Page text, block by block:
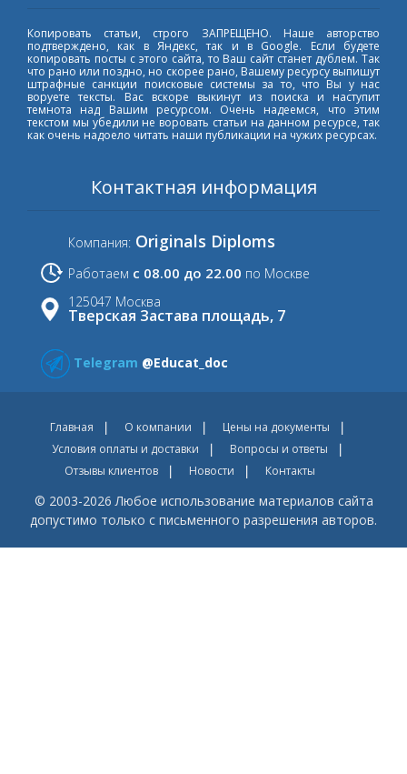
Копировать статьи, строго ЗАПРЕЩЕНО. Наше авторство
подтверждено, как в Яндекс, так и в Google. Если будете
копировать посты с этого сайта, то Ваш сайт станет дублем. Так
что рано или поздно, но скорее рано, Вашему ресурсу выпишут
штрафные санкции поисковые системы за то, что Вы у нас
воруете тексты. Вас вскоре выкинут из поиска и наступит
темнота над Вашим ресурсом. Очень надеемся, что этим
текстом мы убедили не воровать статьи на данном ресурсе, так
как очень надоело читать наши публикации на чужих ресурсах.
Контактная информация
Компания: Originals Diploms
Работаем с 08.00 до 22.00 по Москве
125047 Москва
Тверская Застава площадь, 7
Telegram @Educat_doc
Главная О компании
Цены на документы
Условия оплаты и доставки
Вопросы и ответы
Отзывы клиентов
Новости Контакты
© 2003-2026 Любое использование материалов сайта
допустимо только с письменного разрешения авторов.